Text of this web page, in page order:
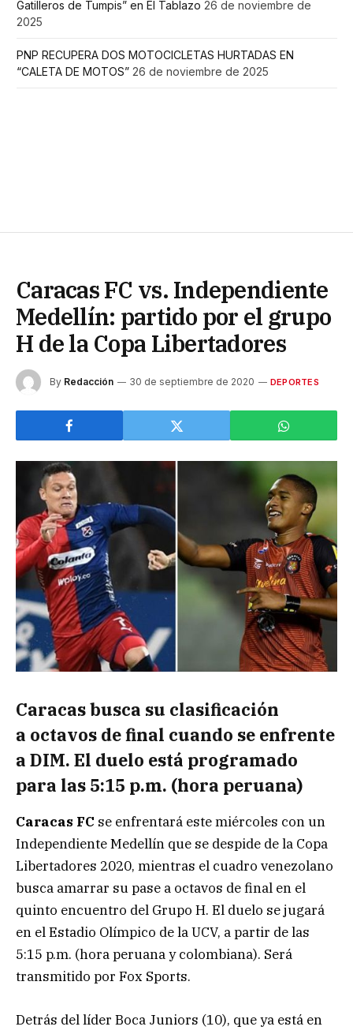
Gatilleros de Tumpis” en El Tablazo 26 de noviembre de
2025
PNP RECUPERA DOS MOTOCICLETAS HURTADAS EN
“CALETA DE MOTOS” 26 de noviembre de 2025
Caracas FC vs. Independiente
Medellín: partido por el grupo
H de la Copa Libertadores
By Redacción 30 de septiembre de 2020 DEPORTES
Caracas busca su clasificación
a octavos de final cuando se enfrente
a DIM. El duelo está programado
para las 5:15 p.m. (hora peruana)
Caracas FC se enfrentará este miércoles con un
Independiente Medellín que se despide de la Copa
Libertadores 2020, mientras el cuadro venezolano
busca amarrar su pase a octavos de final en el
quinto encuentro del Grupo H. El duelo se jugará
en el Estadio Olímpico de la UCV, a partir de las
5:15 p.m. (hora peruana y colombiana). Será
transmitido por Fox Sports.
Detrás del líder Boca Juniors (10), que ya está en